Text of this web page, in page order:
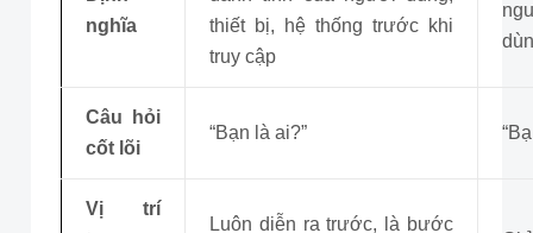
nghĩa
thiết bị, hệ thống trước khi
truy cập
Câu hỏi
cốt lõi
“Bạn là ai?”
Vị trí
Luôn diễn ra trước, là bước